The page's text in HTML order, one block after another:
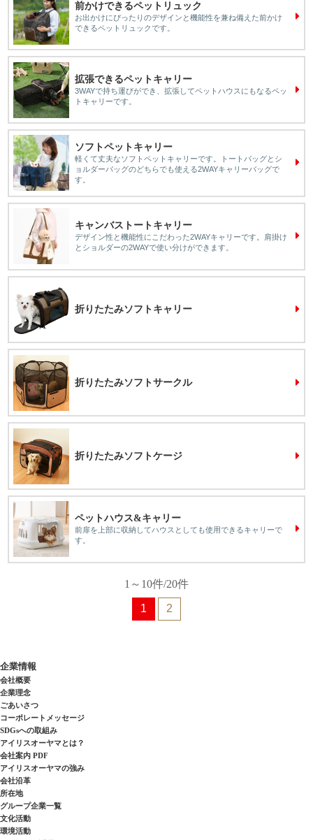
前かけできるペットリュック
お出かけにぴったりのデザインと機能性を兼ね備えた前かけ
できるペットリュックです。
拡張できるペットキャリー
3WAYで持ち運びができ、拡張してペットハウスにもなるペッ
トキャリーです。
ソフトペットキャリー
軽くて丈夫なソフトペットキャリーです。トートバッグとシ
ョルダーバッグのどちらでも使える2WAYキャリーバッグで
す。
キャンバストートキャリー
デザイン性と機能性にこだわった2WAYキャリーです。肩掛け
とショルダーの2WAYで使い分けができます。
折りたたみソフトキャリー
折りたたみソフトサークル
折りたたみソフトケージ
ペットハウス&キャリー
前扉を上部に収納してハウスとしても使用できるキャリーで
す。
1～10件/20件
1 2
企業情報
会社概要
企業理念
ごあいさつ
コーポレートメッセージ
SDGsへの取組み
アイリスオーヤマとは？
会社案内 PDF
アイリスオーヤマの強み
会社沿革
所在地
グループ企業一覧
文化活動
環境活動